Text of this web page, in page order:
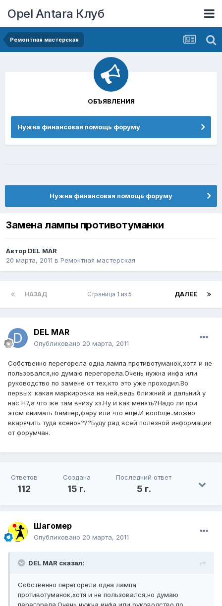
Opel Antara Клуб
Ремонтная мастерская
Нужна финансовая помощь форуму
Замена лампы противотуманки
Автор DEL MAR
20 марта, 2011 в Ремонтная мастерская
НАЗАД ДАЛЕЕ
Страница 1 из 5
DEL MAR
Опубликовано 20 марта, 2011
Собственно перегорела одна лампа противотуманок,хотя и не
пользовался,но думаю перегорела.Очень нужна инфа или
руководство по замене от тех,кто это уже проходил.Во
первых: какая маркировка на ней,ведь ближний и дальний у
нас Н7,а что же там внизу хз.Ну и как менять?Надо ли при
этом снимать бампер,фару или что ещё.И вообще..можно
вкарячить туда ксенон???Буду рад всей полезной информации
от форумчан.
Ответов
112
Создана
15 г.
Последний ответ
5 г.
Шагомер
Опубликовано 20 марта, 2011
DEL MAR сказал:
Собственно перегорела одна лампа
противотуманок,хотя и не пользовался,но думаю
ОБЪЯВЛЕНИЯ
Нужна финансовая помощь форуму